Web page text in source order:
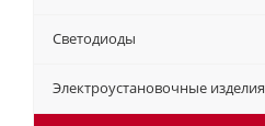
Светодиоды
Электроустановочные изделия